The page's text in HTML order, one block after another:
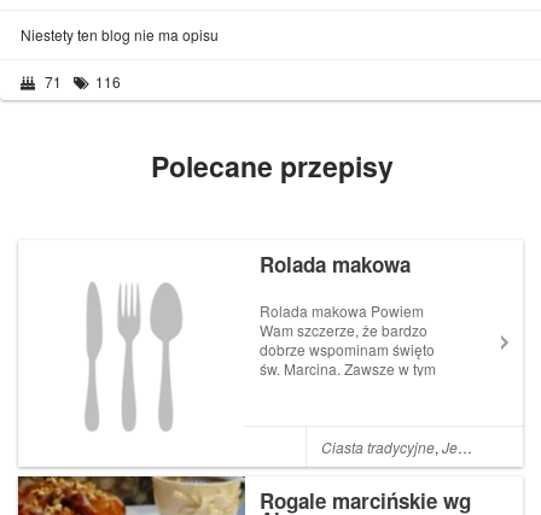
Niestety ten blog nie ma opisu
71 116
Polecane przepisy
Rolada makowa
Rolada makowa Powiem
Wam szczerze, że bardzo
dobrze wspominam święto
św. Marcina. Zawsze w tym
parady małomiasteczkowe (;))
są genialne! To wszystko ma
Ciasta tradycyjne,Jesień
Rogale marcińskie wg